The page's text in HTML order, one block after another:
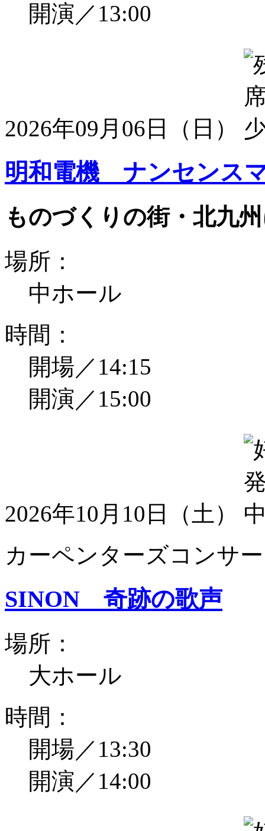
開演／13:00
2026年09月06日（日）
明和電機 ナンセンス
ものづくりの街・北九
場所：
中ホール
時間：
開場／14:15
開演／15:00
2026年10月10日（土）
カーペンターズコンサ
SINON 奇跡の歌声
場所：
大ホール
時間：
開場／13:30
開演／14:00